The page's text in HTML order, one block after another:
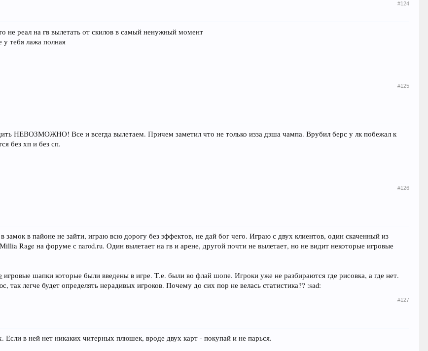
#124
не реал на гв вылетать от скилов в самый ненужный момент
у тебя лажа полная
#125
НЕВОЗМОЖНО! Все и всегда вылетаем. Причем заметил что не только изза дэша чампа. Врубил берс у лк побежал к
без хп и без сп.
#126
в пайоне не зайти, играю всю дорогу без эффектов, не дай бог чего. Играю с двух клиентов, один скаченный из
Rage на форуме с narod.ru. Один вылетает на гв и арене, другой почти не вылетает, но не видит некоторые игровые
игровые шапки которые были введены в игре. Т.е. были во флай шопе. Игроки уже не разбираются где рисовка, а где нет.
легче будет определять нерадивых игроков. Почему до сих пор не велась статистика?? :sad:
#127
Если в ней нет никаких читерных плюшек, вроде двух карт - покупай и не парься.